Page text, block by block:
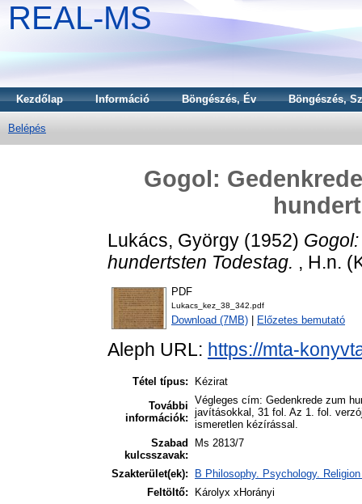
REAL-MS
Kezdőlap Információ Böngészés, Év Böngészés,
Belépés
Gogol:
Lukács, György (1952)
hundertsten Todestag. , H.n.
PDF
Lukacs_kez_38_342.pdf
Download (7MB) Előzetes bemutató
Aleph URL: https://mta-
Tétel típus:
Kézirat
További
információk:
Végleges cím: Gedenkrede zum
javításokkal, 31 fol. Az 1. fol.
ismeretlen kézírással.
Szabad
kulcsszavak:
Ms 2813/7
Szakterület(ek):
B Philosophy. Psychology.
Feltöltő:
Károlyx xHorányi